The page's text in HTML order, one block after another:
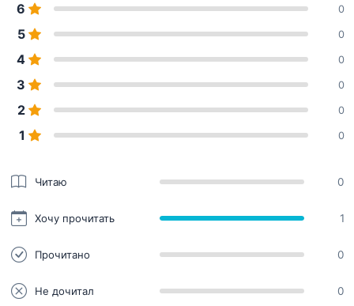
6 0
5 0
4 0
3 0
2 0
1 0
Читаю 0
Хочу прочитать 1
Прочитано 0
Не дочитал 0